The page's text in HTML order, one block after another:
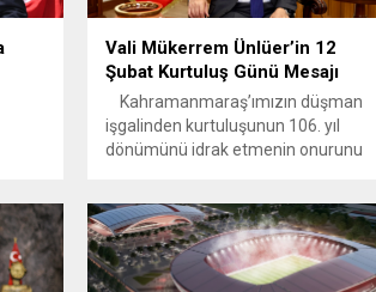
ve
Vali Mükerrem Ünlüer’in 12
Şubat Kurtuluş Günü Mesajı
Kahramanmaraş’ımızın düşman
işgalinden kurtuluşunun 106. yıl
dönümünü idrak etmenin onurunu
diyerek esareti reddeden bir şehrin,
inancıyla, cesaretiyle ve sarsılmaz
iradesiyle yazdığı şanlı bir destanın